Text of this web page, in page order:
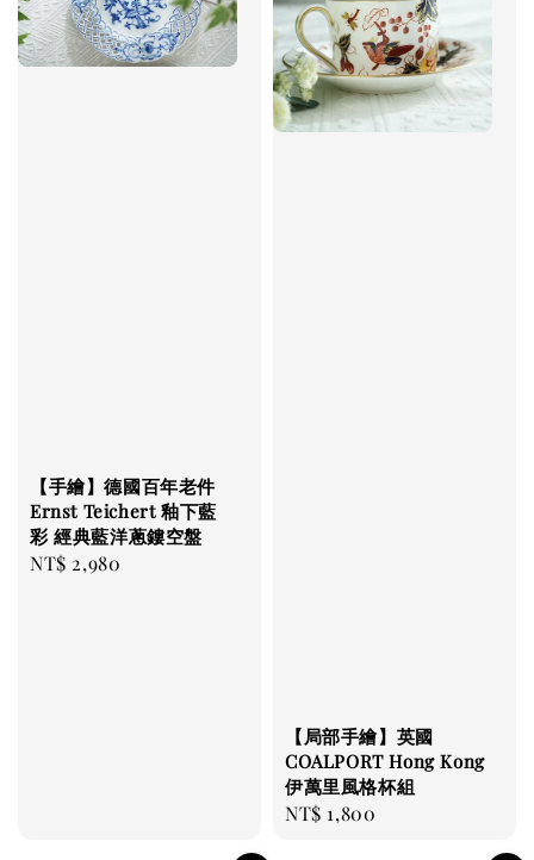
【手繪】德國百年老件
Ernst Teichert 釉下藍
彩 經典藍洋蔥鏤空盤
Regular
NT$ 2,980
【局部手繪】英國
COALPORT Hong Kong
伊萬里風格杯組
Regular
NT$ 1,800